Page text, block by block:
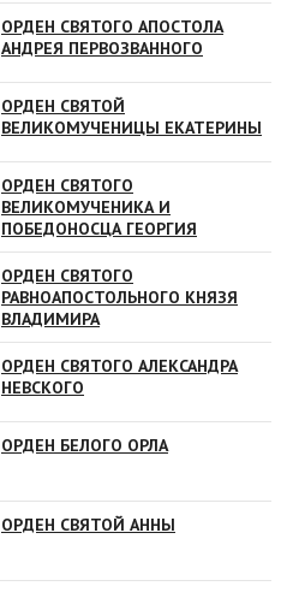
ОРДЕН СВЯТОГО АПОСТОЛА
АНДРЕЯ ПЕРВОЗВАННОГО
ОРДЕН СВЯТОЙ
ВЕЛИКОМУЧЕНИЦЫ ЕКАТЕРИНЫ
ОРДЕН СВЯТОГО
ВЕЛИКОМУЧЕНИКА И
ПОБЕДОНОСЦА ГЕОРГИЯ
ОРДЕН СВЯТОГО
РАВНОАПОСТОЛЬНОГО КНЯЗЯ
ВЛАДИМИРА
ОРДЕН СВЯТОГО АЛЕКСАНДРА
НЕВСКОГО
ОРДЕН БЕЛОГО ОРЛА
ОРДЕН СВЯТОЙ АННЫ